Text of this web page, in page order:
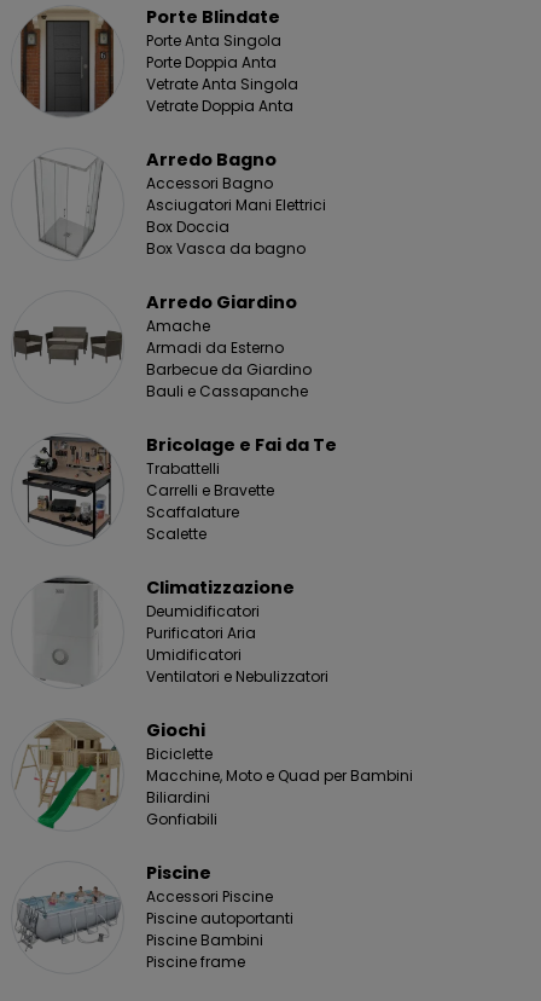
Porte Blindate
Porte Anta Singola
Porte Doppia Anta
Vetrate Anta Singola
Vetrate Doppia Anta
Arredo Bagno
Accessori Bagno
Asciugatori Mani Elettrici
Box Doccia
Box Vasca da bagno
Arredo Giardino
Amache
Armadi da Esterno
Barbecue da Giardino
Bauli e Cassapanche
Bricolage e Fai da Te
Trabattelli
Carrelli e Bravette
Scaffalature
Scalette
Climatizzazione
Deumidificatori
Purificatori Aria
Umidificatori
Ventilatori e Nebulizzatori
Giochi
Biciclette
Macchine, Moto e Quad per Bambini
Biliardini
Gonfiabili
Piscine
Accessori Piscine
Piscine autoportanti
Piscine Bambini
Piscine frame